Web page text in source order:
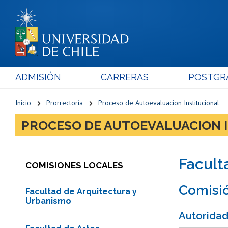
ADMISIÓN CARRERAS
Inicio Prorrectoría Proceso de Autoevaluacion Institucional
PROCESO DE
COMISIONES LOCALES
Facultad de Arquitectura y
Urbanismo